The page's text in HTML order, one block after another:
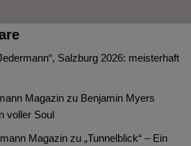
Salzburg 2026: meisterhaft
Magazin zu Benjamin Myers
voller Soul
Magazin zu „Tunnelblick“ – Ein